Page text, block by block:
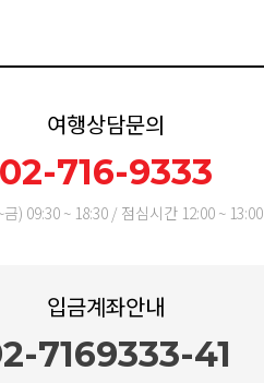
여행상담문의
02-716-9333
) 09:30 ~ 18:30 / 점심시간 12:00 ~ 13:00
입금계좌안내
7169333-41